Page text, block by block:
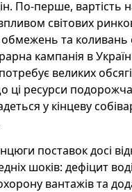
По-перше, вартість
світових
обмежень та коливань
кампанія в
великих
ці ресурси
у кінцеву
поставок досі
шоків: дефіцит
вантажів та